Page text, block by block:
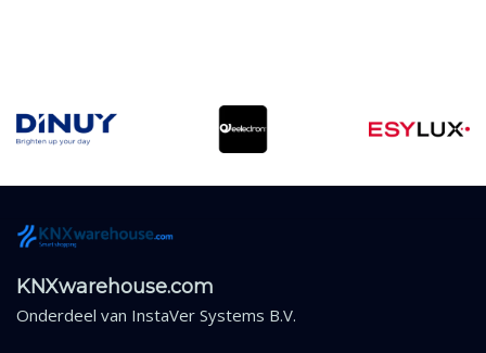
KNXwarehouse.com
Onderdeel van InstaVer Systems B.V.